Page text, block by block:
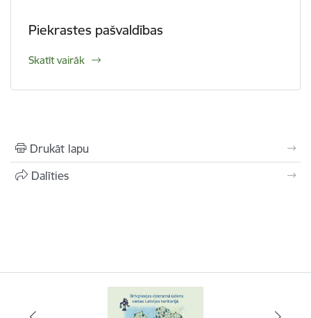
Piekrastes pašvaldības
Skatīt vairāk
Drukāt lapu
Dalīties